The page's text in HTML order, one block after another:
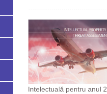
Intelectuală pentru anul